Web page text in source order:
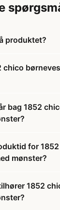
produktet?
chico
bag 1852
for
mønster?
1852